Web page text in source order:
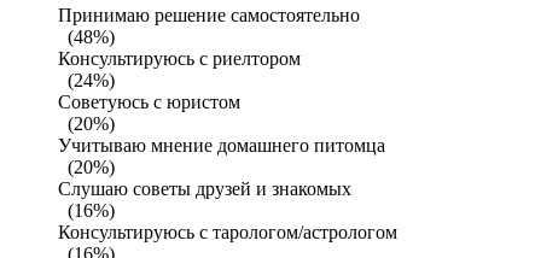
Принимаю решение самостоятельно
(48%)
Консультируюсь с риелтором
(24%)
Советуюсь с юристом
(20%)
Учитываю мнение домашнего питомца
(20%)
Слушаю советы друзей и знакомых
(16%)
Консультируюсь с тарологом/астрологом
(16%)